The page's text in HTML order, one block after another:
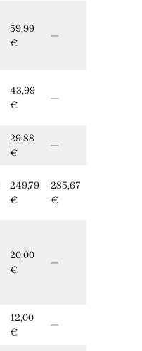
59,99
€
—
43,99
€
—
29,88
€
—
249,79
€
285,67
€
20,00
€
—
12,00
€
—